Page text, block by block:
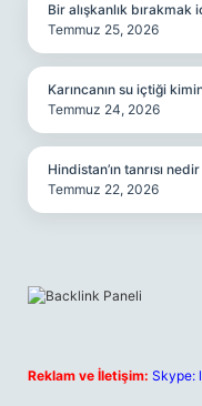
Bir alışkanlık
Temmuz 25, 2026
Karıncanın su içtiği
Temmuz 24, 2026
Hindistan’ın tanrısı nedir
Temmuz 22, 2026
Reklam ve İletişim: Skype: